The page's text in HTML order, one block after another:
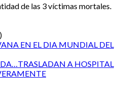
de las 3 víctimas mortales.
EN EL DIA MUNDIAL DEL
A HOSPITAL